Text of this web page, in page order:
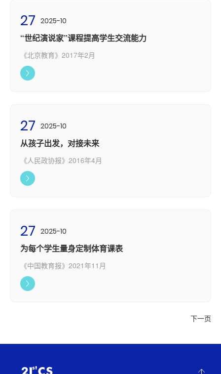
27 2025-10
“世纪演说家”课程提高学生交流能力
《北京教育》2017年2月
27 2025-10
从孩子出发，对接未来
《人民政协报》2016年4月
27 2025-10
为每个学生量身定制体育课表
《中国教育报》2021年11月
下一页